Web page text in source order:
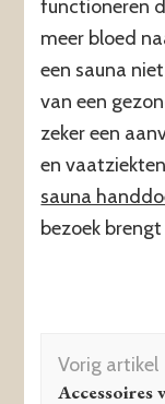
functioneren
meer bloed
een sauna
van een
zeker een
en
sauna
bezoek
Vorig artikel
Accessoires